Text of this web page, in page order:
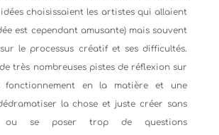
choisissaient les artistes qui allaient
est cependant amusante) mais souvent
le processus créatif et ses difficultés.
très nombreuses pistes de réflexion sur
fonctionnement en la matière et une
la chose et juste créer sans
ou se poser trop de questions